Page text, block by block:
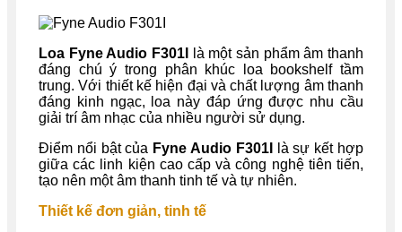
Loa Fyne Audio F301I
là một sản phẩm âm thanh
đáng chú ý trong phân khúc loa bookshelf tầm
trung. Với thiết kế hiện đại và chất lượng âm thanh
đáng kinh ngạc, loa này đáp ứng được nhu cầu
giải trí âm nhạc của nhiều người sử dụng.
Điểm nổi bật của Fyne Audio F301I
là sự kết hợp
giữa các linh kiện cao cấp và công nghệ tiên tiến,
tạo nên một âm thanh tinh tế và tự nhiên.
Thiết kế đơn giản, tinh tế